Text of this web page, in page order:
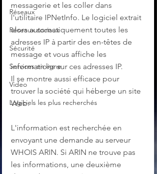
Réseaux
Réseaux sociaux
Sécurité
Services en ligne
Video
Logiciels les plus recherchés
messagerie et les coller dans
l'utilitaire IPNetInfo. Le logiciel extrait
alors automatiquement toutes les
adresses IP à partir des en-têtes de
message et vous affiche les
informations sur ces adresses IP.
Il se montre aussi efficace pour
trouver la société qui héberge un site
Web.
L'information est recherchée en
envoyant une demande au serveur
WHOIS ARIN. Si ARIN ne trouve pas
les informations, une deuxième